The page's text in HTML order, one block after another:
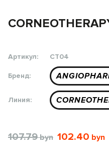
Артикул: CT04
Бренд:
Линия:
107.79 102.40